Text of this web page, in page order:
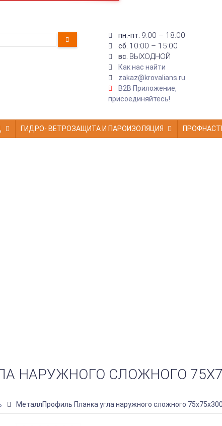
пн.-пт. 9:00 – 18:00
сб. 10:00 – 15:00
вс. ВЫХОДНОЙ
Как нас найти
zakaz@krovalians.ru
B2B Приложение,
присоединяйтесь!
ГИДРО- ВЕТРОЗАЩИТА И ПАРОИЗОЛЯЦИЯ
НАРУЖНОГО СЛОЖНОГО
МеталлПрофиль Планка угла наружного сложного